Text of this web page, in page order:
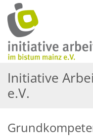
Zum Inhalt springen
Initiative
e.V.